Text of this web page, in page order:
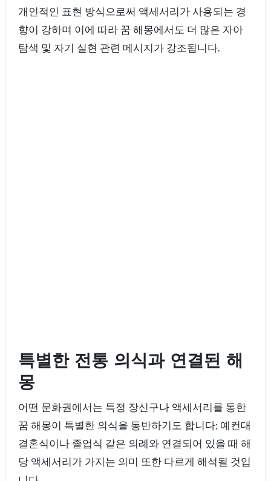
개인적인 표현 방식으로써 액세서리가 사용되는 경
향이 강하며 이에 따라 꿈 해몽에서도 더 많은 자아
탐색 및 자기 실현 관련 메시지가 강조됩니다.
특별한 전통 의식과 연결된 해
몽
어떤 문화권에서는 특정 장신구나 액세서리를 통한
꿈 해몽이 특별한 의식을 동반하기도 합니다; 예컨대
결혼식이나 졸업식 같은 의례와 연결되어 있을 때 해
당 액세서리가 가지는 의미 또한 다르게 해석될 것입